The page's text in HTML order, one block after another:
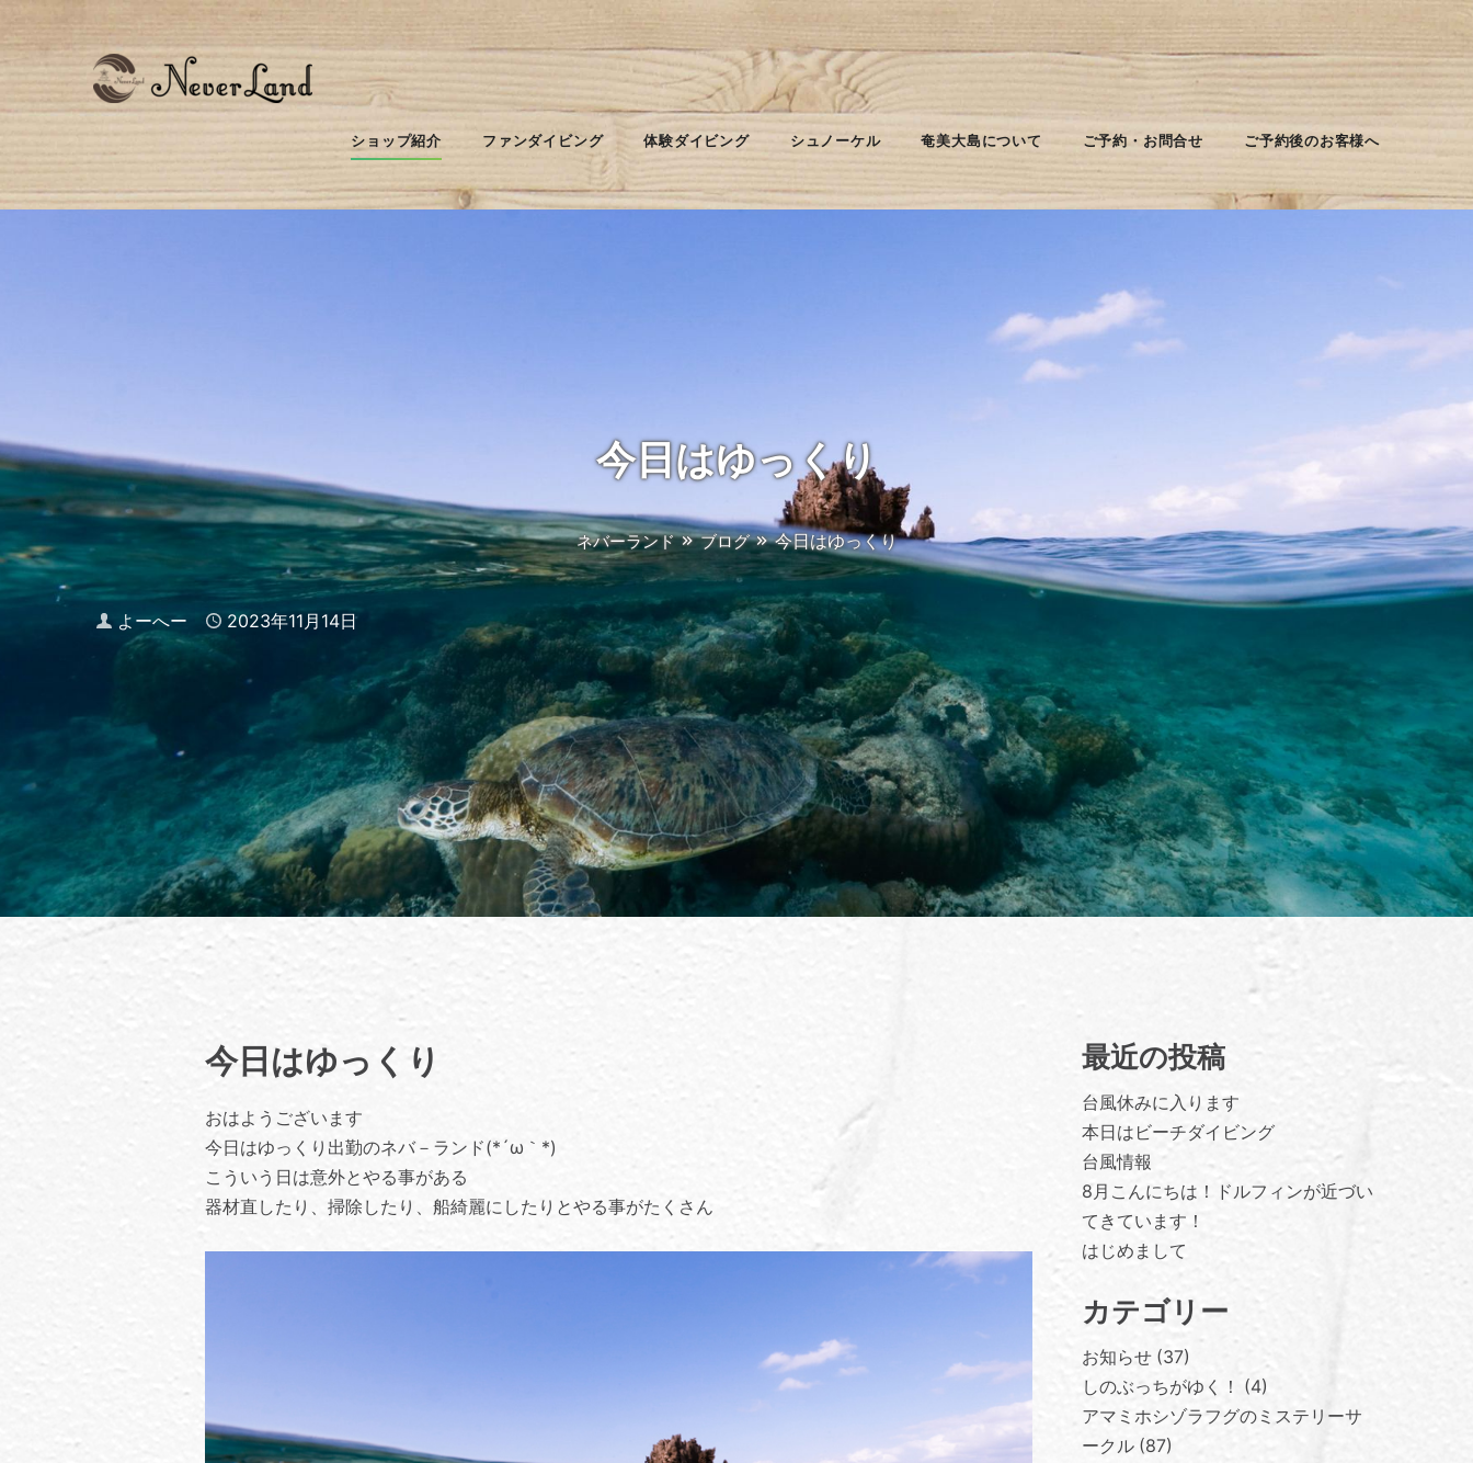
ショップ紹介 ファンダイビング 体験ダイビング シュノーケル 奄美大島について ご予約・お問合せ ご予約後のお客様へ
今日はゆっくり
ネバーランド ブログ 今日はゆっくり
Author
よーへー Published
2023年11月14日
今日はゆっくり
おはようございます
今日はゆっくり出勤のネバ－ランド(*´ω｀*)
こういう日は意外とやる事がある
器材直したり、掃除したり、船綺麗にしたりとやる事がたくさん
最近の投稿
台風休みに入ります
本日はビーチダイビング
台風情報
8月こんにちは！ドルフィンが近づい
てきています！
はじめまして
カテゴリー
お知らせ 37
しのぶっちがゆく！
4
アマミホシゾラフグのミステリーサ
ークル 87